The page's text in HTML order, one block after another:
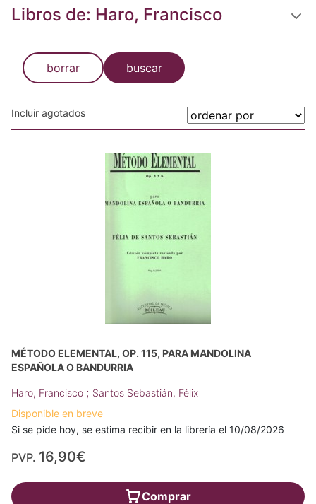
Libros de: Haro, Francisco
borrar buscar
Incluir agotados
MÉTODO ELEMENTAL, OP. 115, PARA MANDOLINA
ESPAÑOLA O BANDURRIA
Haro, Francisco ; Santos Sebastián, Félix
Disponible en breve
Si se pide hoy, se estima recibir en la librería el 10/08/2026
PVP. 16,90€
Comprar